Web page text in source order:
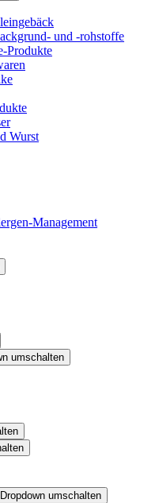
und -rohstoffe
Produkte
Wurst
Management
umschalten
Dropdown umschalten